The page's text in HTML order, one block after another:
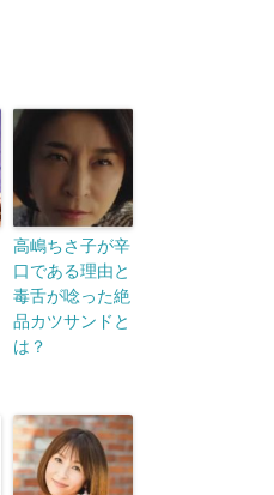
高嶋ちさ子が辛
口である理由と
毒舌が唸った絶
品カツサンドと
は？